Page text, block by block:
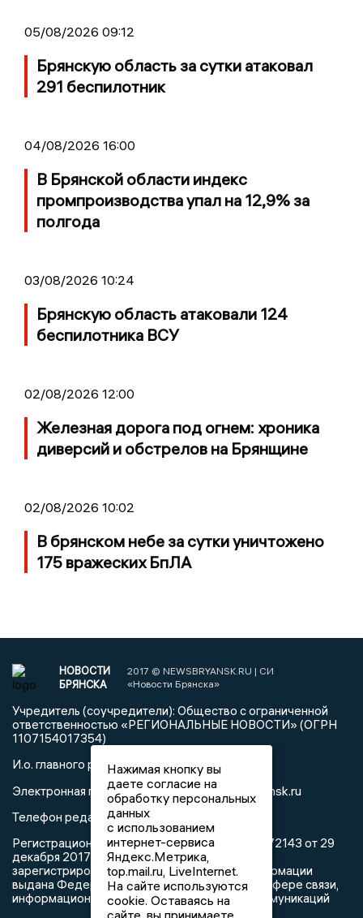
05/08/2026 09:12
Брянскую область за сутки атаковал
291 беспилотник
04/08/2026 16:00
В Брянской области индекс
промпроизводства упал на 12,9% за
полгода
03/08/2026 10:24
Брянскую область атаковали 124
беспилотника ВСУ
02/08/2026 12:00
Железная дорога под огнем: хроника
диверсий и обстрелов на Брянщине
02/08/2026 10:02
В брянском небе за сутки уничтожено
175 вражеских БпЛА
НОВОСТИ
БРЯНСКА
2017 © NEWSBRYANSK.RU | СИ
«Новости Брянска»
Учредитель (соучредители): Общество с ограниченной
ответственностью «РЕГИОНАЛЬНЫЕ НОВОСТИ» (ОГРН
1107154017354)
И.о. главного редактора Карпухин А.А.
Электронная почта редакции:info@newsbryansk.ru
Телефон редакции: 8 (4832) 772979
Регистрационный номер: серия Эл № ФС77-72143 от 29
декабря 2017 г. согласно выписке из реестра
зарегистрированных средств массовой информации
выдана Федеральной службой по надзору в сфере связи,
информационных технологий и массовых коммуникаций
Нажимая кнопку вы
даете согласие на
обработку персональных
данных
с использованием
интернет-сервиса
Яндекс.Метрика,
top.mail.ru, LiveInternet.
На сайте используются
cookie. Оставаясь на
сайте, вы принимаете